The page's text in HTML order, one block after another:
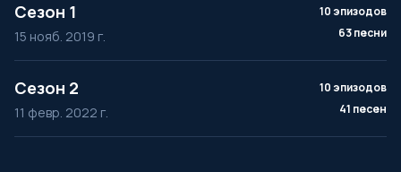
Сезон 1
15 нояб. 2019 г.
10 эпизодов
63 песни
Сезон 2
11 февр. 2022 г.
10 эпизодов
41 песен